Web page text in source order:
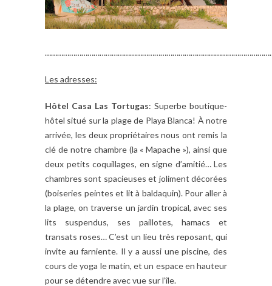
Les adresses:
Hôtel Casa Las Tortugas: Superbe boutique-
hôtel situé sur la plage de Playa Blanca! À notre
arrivée, les deux propriétaires nous ont remis la
clé de notre chambre (la « Mapache »), ainsi que
deux petits coquillages, en signe d’amitié… Les
chambres sont spacieuses et joliment décorées
(boiseries peintes et lit à baldaquin). Pour aller à
la plage, on traverse un jardin tropical, avec ses
lits suspendus, ses paillotes, hamacs et
transats roses… C’est un lieu très reposant, qui
invite au farniente. Il y a aussi une piscine, des
cours de yoga le matin, et un espace en hauteur
pour se détendre avec vue sur l’île.